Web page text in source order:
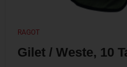
RAGOT
Gilet / Weste, 10